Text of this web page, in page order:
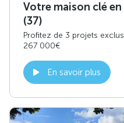
Votre maison clé en
(37)
Profitez de 3 projets
267 000€
En savoir plus